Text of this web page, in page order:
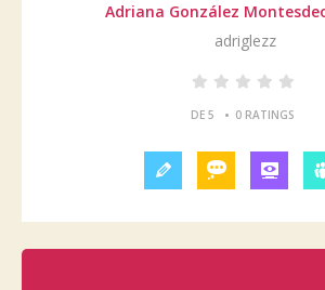
Adriana González
adriglezz
DE 5 • 0 RATINGS